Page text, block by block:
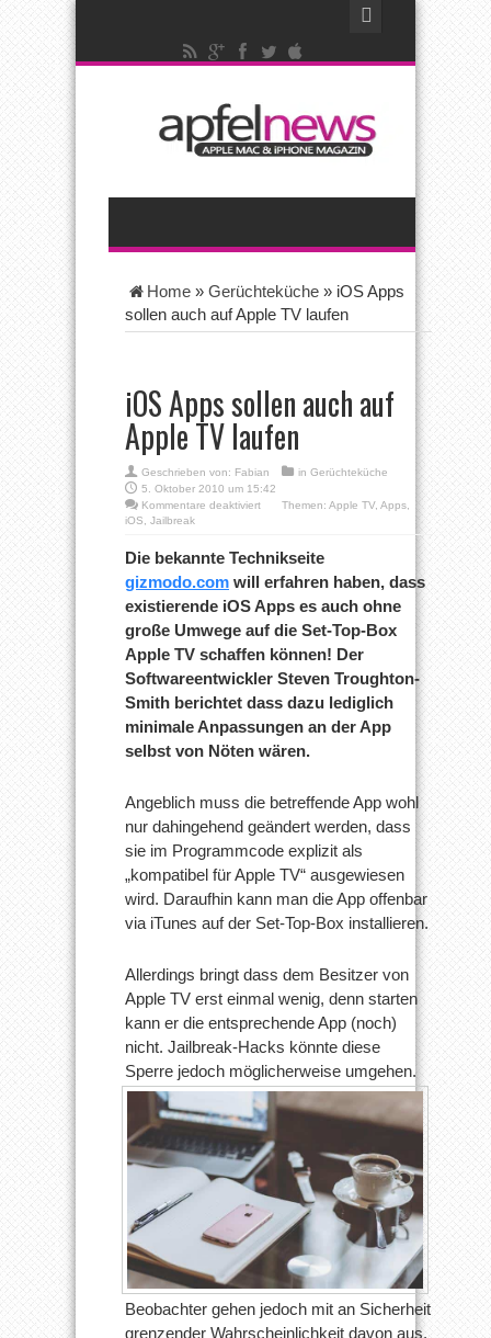
Home » Gerüchteküche » iOS Apps
sollen auch auf Apple TV laufen
iOS Apps sollen auch auf
Apple TV laufen
Geschrieben von: Fabian in Gerüchteküche
5. Oktober 2010 um 15:42
Kommentare deaktiviertfür
sollen
auch
auf
TV
laufen
Themen: Apple TV, Apps
iOS
Jailbreak
Die bekannte Technikseite
gizmodo.com will erfahren haben, dass
existierende iOS Apps es auch ohne
große Umwege auf die Set-Top-Box
Apple TV schaffen können! Der
Softwareentwickler Steven Troughton-
Smith berichtet dass dazu lediglich
minimale Anpassungen an der App
selbst von Nöten wären.
Angeblich muss die betreffende App wohl
nur dahingehend geändert werden, dass
sie im Programmcode explizit als
„kompatibel für Apple TV“ ausgewiesen
wird. Daraufhin kann man die App offenbar
via iTunes auf der Set-Top-Box installieren.
Allerdings bringt dass dem Besitzer von
Apple TV erst einmal wenig, denn starten
kann er die entsprechende App (noch)
nicht. Jailbreak-Hacks könnte diese
Sperre jedoch möglicherweise umgehen.
Beobachter gehen jedoch mit an Sicherheit
grenzender Wahrscheinlichkeit davon aus,